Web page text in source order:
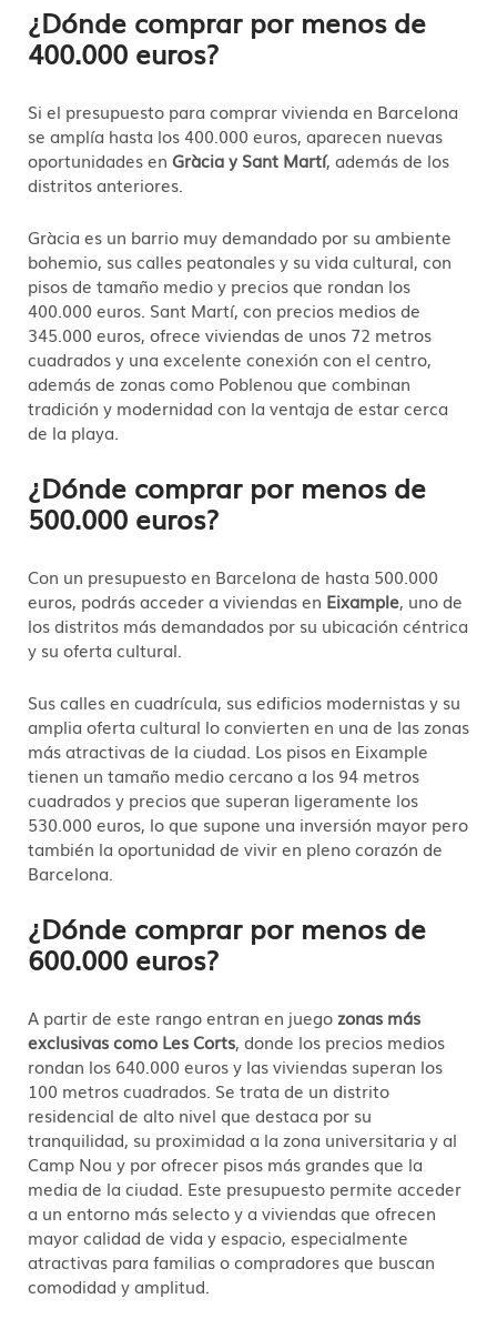
¿Dónde comprar por menos de
400.000 euros?
Si el presupuesto para comprar vivienda en Barcelona
se amplía hasta los 400.000 euros, aparecen nuevas
oportunidades en Gràcia y Sant Martí, además de los
distritos anteriores.
Gràcia es un barrio muy demandado por su ambiente
bohemio, sus calles peatonales y su vida cultural, con
pisos de tamaño medio y precios que rondan los
400.000 euros. Sant Martí, con precios medios de
345.000 euros, ofrece viviendas de unos 72 metros
cuadrados y una excelente conexión con el centro,
además de zonas como Poblenou que combinan
tradición y modernidad con la ventaja de estar cerca
de la playa.
¿Dónde comprar por menos de
500.000 euros?
Con un presupuesto en Barcelona de hasta 500.000
euros, podrás acceder a viviendas en Eixample, uno de
los distritos más demandados por su ubicación céntrica
y su oferta cultural.
Sus calles en cuadrícula, sus edificios modernistas y su
amplia oferta cultural lo convierten en una de las zonas
más atractivas de la ciudad. Los pisos en Eixample
tienen un tamaño medio cercano a los 94 metros
cuadrados y precios que superan ligeramente los
530.000 euros, lo que supone una inversión mayor pero
también la oportunidad de vivir en pleno corazón de
Barcelona.
¿Dónde comprar por menos de
600.000 euros?
A partir de este rango entran en juego zonas más
exclusivas como Les Corts, donde los precios medios
rondan los 640.000 euros y las viviendas superan los
100 metros cuadrados. Se trata de un distrito
residencial de alto nivel que destaca por su
tranquilidad, su proximidad a la zona universitaria y al
Camp Nou y por ofrecer pisos más grandes que la
media de la ciudad. Este presupuesto permite acceder
a un entorno más selecto y a viviendas que ofrecen
mayor calidad de vida y espacio, especialmente
atractivas para familias o compradores que buscan
comodidad y amplitud.